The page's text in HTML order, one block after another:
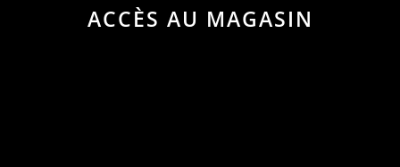
ACCÈS AU MAGASIN